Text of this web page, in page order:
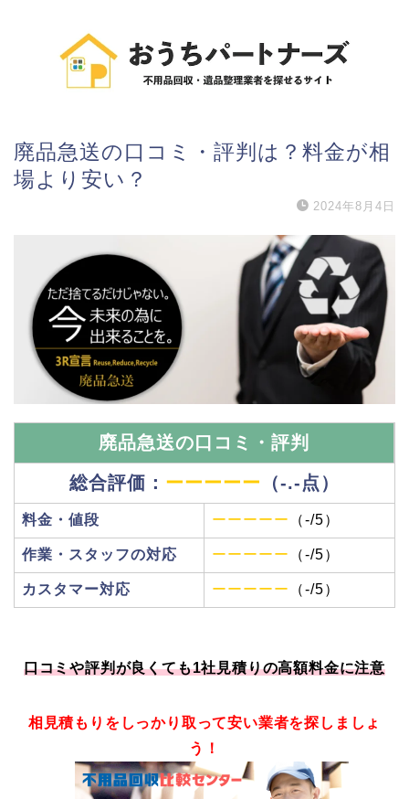
廃品急送の口コミ・評判は？料金が相
場より安い？
2024年8月4日
廃品急送の口コミ・ 評判
総合評価： ーーーーー （-.-点）
料金・値段 ーーーーー （-/5）
作業・スタッフの対応 ーーーーー （-/5）
カスタマー対応 ーーーーー （-/5）
口コミや評判が良くても1社見積りの高額料金に注意
相見積もりをしっかり取って安い業者を探しましょ
う！